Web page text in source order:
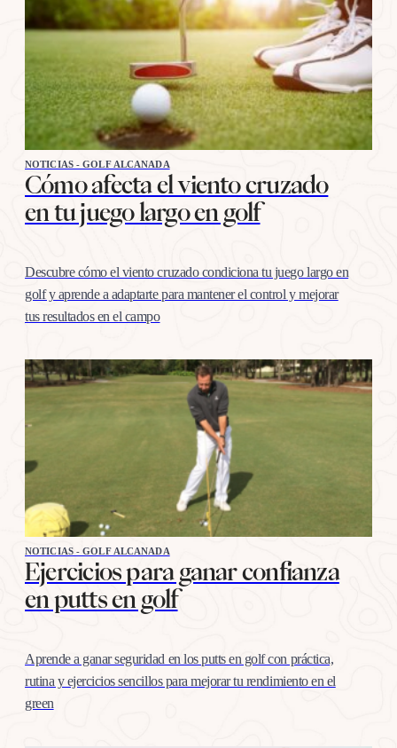
NOTICIAS - GOLF ALCANADA
Cómo afecta el viento cruzado
en tu juego largo en golf
Descubre cómo el viento cruzado condiciona tu juego largo en
golf y aprende a adaptarte para mantener el control y mejorar
tus resultados en el campo
NOTICIAS - GOLF ALCANADA
Ejercicios para ganar confianza
en putts en golf
Aprende a ganar seguridad en los putts en golf con práctica,
rutina y ejercicios sencillos para mejorar tu rendimiento en el
green